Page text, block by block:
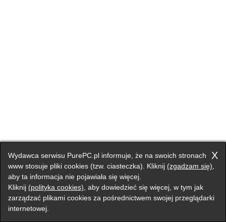
X
Wydawca serwisu PurePC.pl informuje, że na swoich stronach
www stosuje pliki cookies (tzw. ciasteczka). Kliknij (zgadzam się)
aby ta informacja nie pojawiała się więcej.
Kliknij (polityka cookies) , aby dowiedzieć się więcej, w tym jak
zarządzać plikami cookies za pośrednictwem swojej przeglądarki
internetowej.